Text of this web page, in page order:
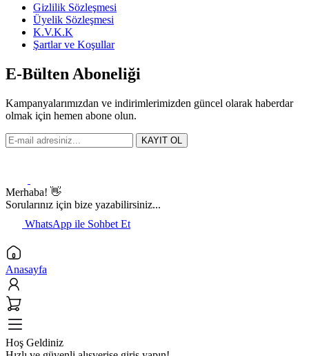
Gizlilik Sözleşmesi
Üyelik Sözleşmesi
K.V.K.K
Şartlar ve Koşullar
E-Bülten Aboneliği
Kampanyalarımızdan ve indirimlerimizden güncel olarak haberdar
olmak için hemen abone olun.
KAYIT OL
Merhaba! 👋
Sorularınız için bize yazabilirsiniz...
WhatsApp ile Sohbet Et
Anasayfa
Hoş Geldiniz